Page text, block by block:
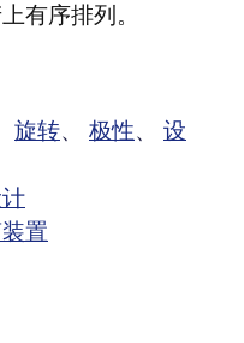
有序排列。
旋转、 极性、 设
置